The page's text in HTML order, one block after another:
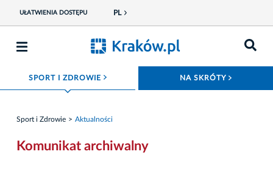
UŁATWIENIA DOSTĘPU PL
SPORT I ZDROWIE ROZWIŃ MENU NA SKRÓTY
Sport i Zdrowie Aktualności
Komunikat archiwalny